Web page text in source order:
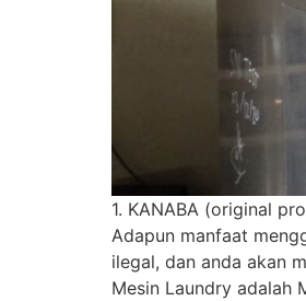
1. KANABA (original
Adapun manfaat
ilegal, dan anda akan
Mesin Laundry adalah